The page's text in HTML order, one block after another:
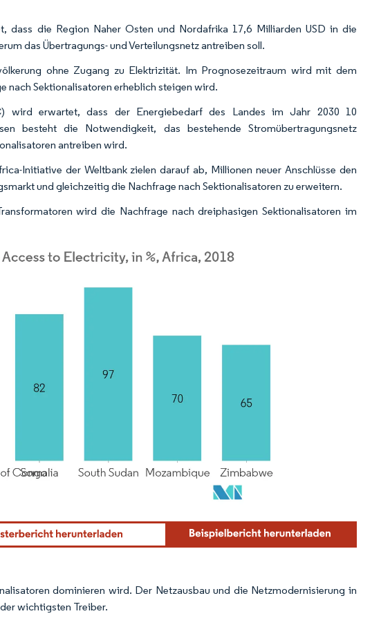
dass die Region Naher Osten und Nordafrika 17,6 Milliarden USD in die
das Übertragungs- und Verteilungsnetz antreiben soll.
ohne Zugang zu Elektrizität. Im Prognosezeitraum wird mit dem
nach Sektionalisatoren erheblich steigen wird.
wird erwartet, dass der Energiebedarf des Landes im Jahr 2030 10
besteht die Notwendigkeit, das bestehende Stromübertragungsnetz
antreiben wird.
Initiative der Weltbank zielen darauf ab, Millionen neuer Anschlüsse den
und gleichzeitig die Nachfrage nach Sektionalisatoren zu erweitern.
wird die Nachfrage nach dreiphasigen Sektionalisatoren im
CC BY 4.0.
dominieren wird. Der Netzausbau und die Netzmodernisierung in
wichtigsten Treiber.